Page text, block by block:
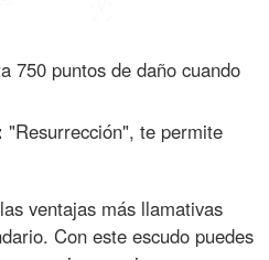
750 puntos de daño cuando
"Resurrección", te permite
ventajas más llamativas
Con este escudo puedes